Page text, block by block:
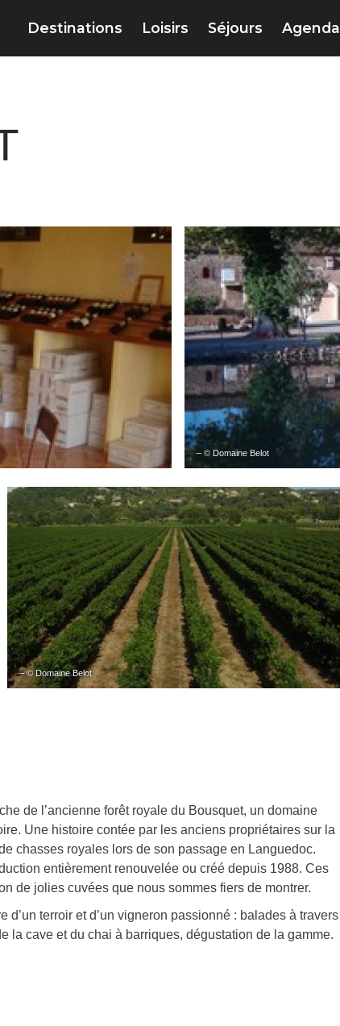
Destinations Loisirs Séjours Agenda
– © Domaine Belot
– © Domaine Belot
de l’ancienne forêt royale du Bousquet, un domaine
Une histoire contée par les anciens propriétaires sur la
chasses royales lors de son passage en Languedoc.
entièrement renouvelée ou créé depuis 1988. Ces
de jolies cuvées que nous sommes fiers de montrer.
d’un terroir et d’un vigneron passionné : balades à travers
la cave et du chai à barriques, dégustation de la gamme.